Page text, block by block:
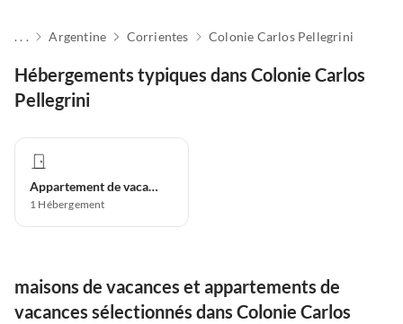
. . . Argentine Corrientes Colonie Carlos Pellegrini
Hébergements typiques dans Colonie Carlos
Pellegrini
Appartement de vacances
1 Hébergement
maisons de vacances et appartements de
vacances sélectionnés dans Colonie Carlos